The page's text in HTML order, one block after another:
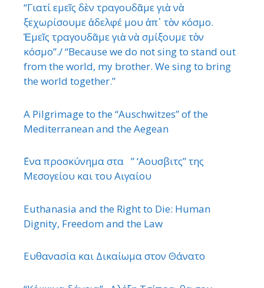
“Γιατί εμεῖς δὲν τραγουδᾶμε γιὰ νὰ
ξεχωρίσουμε ἀδελφέ μου ἀπ᾿ τὸν κόσμο.
Ἐμεῖς τραγουδᾶμε γιὰ νὰ σμίξουμε τὸν
κόσμο”./ “Because we do not sing to stand out
from the world, my brother. We sing to bring
the world together.”
A Pilgrimage to the “Auschwitzes” of the
Mediterranean and the Aegean
΄Ενα προσκύνημα στα ” ‘Αουσβιτς” της
Μεσογείου και του Αιγαίου
Euthanasia and the Right to Die: Human
Dignity, Freedom and the Law
Ευθανασία και Δικαίωμα στον Θάνατο